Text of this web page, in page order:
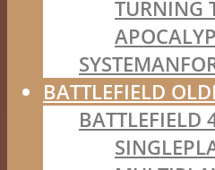
TURNING
BATTLEFIELD
BATTLEFIELD